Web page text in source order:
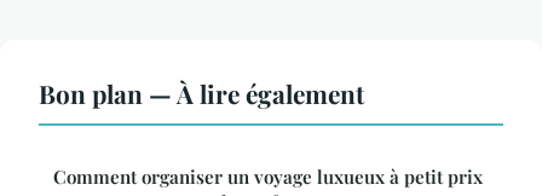
Bon plan — À lire également
Comment organiser un voyage luxueux à petit prix